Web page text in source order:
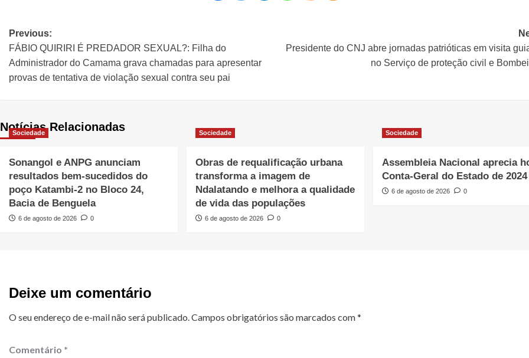
Previous:
FÁBIO QUIRIRI É PREDADOR SEXUAL?: Filha do
Administrador do Camama grava chamadas para apresentar
provas de tentativa de violação sexual contra seu pai
Presidente do CNJ abre jornadas patrióticas em visita
no Serviço de proteção civil e
Notícias Relacionadas
Sociedade
Sonangol e ANPG anunciam
resultados bem-sucedidos do
poço Katambi-2 no Bloco 24,
Bacia de Benguela
6 de agosto de 2026 0
Sociedade
Obras de requalificação urbana
transforma a imagem de
Ndalatando e melhora a qualidade
de vida das populações
6 de agosto de 2026 0
Sociedade
Assembleia Nacional aprecia
Conta-Geral do Estado de 2024
6 de agosto de 2026 0
Deixe um comentário
O seu endereço de e-mail não será publicado.Campos obrigatórios são marcados com*
Comentário *